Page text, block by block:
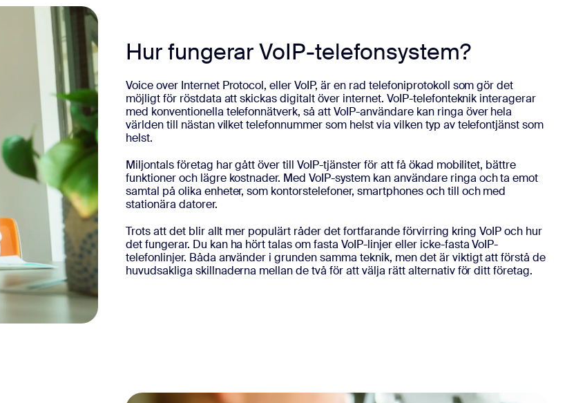
Hur fungerar VoIP-telefonsystem?
Voice over Internet Protocol, eller VoIP, är en rad telefoniprotokoll som gör det
möjligt för röstdata att skickas digitalt över internet. VoIP-telefonteknik interagerar
med konventionella telefonnätverk, så att VoIP-användare kan ringa över hela
världen till nästan vilket telefonnummer som helst via vilken typ av telefontjänst som
helst.
Miljontals företag har gått över till VoIP-tjänster för att få ökad mobilitet, bättre
funktioner och lägre kostnader. Med VoIP-system kan användare ringa och ta emot
samtal på olika enheter, som kontorstelefoner, smartphones och till och med
stationära datorer.
Trots att det blir allt mer populärt råder det fortfarande förvirring kring VoIP och hur
det fungerar. Du kan ha hört talas om fasta VoIP-linjer eller icke-fasta VoIP-
telefonlinjer. Båda använder i grunden samma teknik, men det är viktigt att förstå de
huvudsakliga skillnaderna mellan de två för att välja rätt alternativ för ditt företag.